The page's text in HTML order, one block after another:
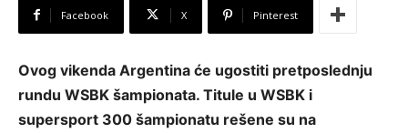
Facebook X Pinterest
Ovog vikenda Argentina će ugostiti pretposlednju
rundu WSBK šampionata. Titule u WSBK i
supersport 300 šampionatu rešene su na